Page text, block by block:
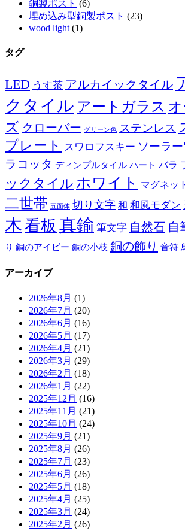
銅製ポスト (6)
埋め込み型銅製ポスト (23)
wood light (1)
タグ
LED うす茶 アルカイックタイル
クタイル アートガラス
ズ クローバー グリーン色 ステンレス
プレート スワロフスキー ソーラ
ラコッタ ディンプルタイル ハート バラ
ックタイル ホワイト マグネッ
二世帯 五面体 切り文字 和 和風モダン
木看板 真鍮 筆文字 自然石 自
り 銅のアイビー 銅の小枝 銅の飾り 音符
アーカイブ
2026年8月 (1)
2026年7月 (20)
2026年6月 (16)
2026年5月 (17)
2026年4月 (21)
2026年3月 (29)
2026年2月 (18)
2026年1月 (22)
2025年12月 (16)
2025年11月 (21)
2025年10月 (24)
2025年9月 (21)
2025年8月 (26)
2025年7月 (23)
2025年6月 (26)
2025年5月 (18)
2025年4月 (25)
2025年3月 (24)
2025年2月 (26)